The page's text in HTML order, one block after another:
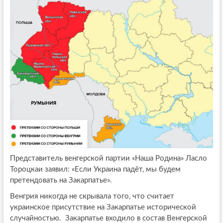
Представитель венгерской партии «Наша Родина» Ласло
Тороцкаи заявил: «Если Украина падёт, мы будем
претендовать на Закарпатье».
Венгрия никогда не скрывала того, что считает
украинское присутствие на Закарпатье исторической
случайностью. Закарпатье входило в состав Венгерской